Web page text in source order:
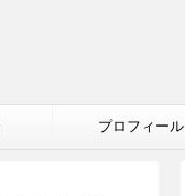
プロフィール